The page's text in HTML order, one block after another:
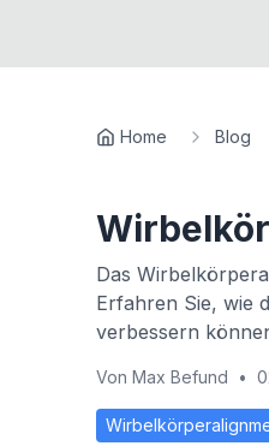
Home Blog
Das
Erfahren Sie, wie
verbessern
Von Max Befund •